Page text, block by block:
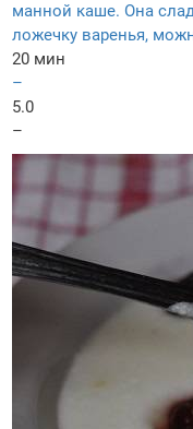
манной каше. Она
ложечку варенья,
20 мин
–
5.0
–